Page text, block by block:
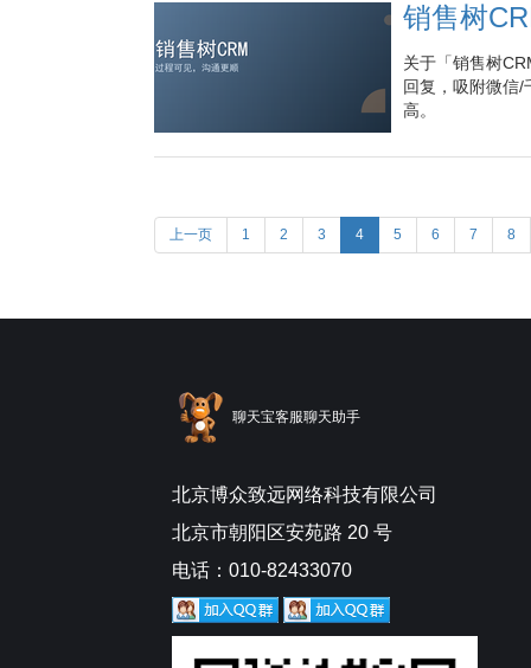
销售树
关于「销售树
回复，吸附微信/
高。
上一页 1 2 3 4 5 6 7 8
聊天宝客服聊天助手
北京博众致远网络科技有限公司
北京市朝阳区安苑路 20 号
电话：010-82433070